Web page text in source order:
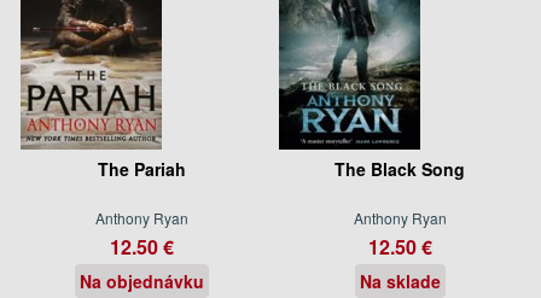
The Pariah
Anthony Ryan
12.50 €
Na objednávku
The Black Song
Anthony Ryan
12.50 €
Na sklade